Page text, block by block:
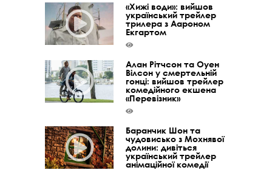
«Хижі води»: вийшов
український трейлер
трилера з Аароном
Екгартом
Алан Рітчсон та Оуен
Вілсон у смертельній
гонці: вийшов трейлер
комедійного екшена
«Перевізник»
Баранчик Шон та
чудовисько з Мохнявої
долини: дивіться
український трейлер
анімаційної комедії